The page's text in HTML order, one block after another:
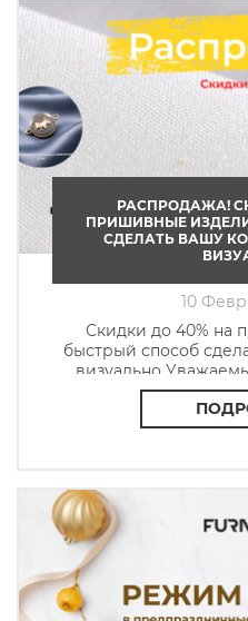
РАСПРОДАЖА!
ПРИШИВНЫЕ
СДЕЛАТЬ ВАШУ
10
Скидки до 40% на
быстрый способ
визуально
ищете способ как
среди масс-
украшения легко
украшения
выглядит сложнее
Появляется
цепляется взгляд.
линейке и
аргументировать
визуальной